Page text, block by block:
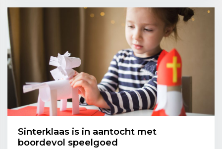
Sinterklaas is in aantocht met
boordevol speelgoed